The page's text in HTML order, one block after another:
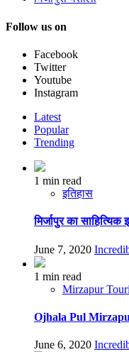
Follow us on
Facebook
Twitter
Youtube
Instagram
Latest
Popular
Trending
1 min read
इतिहास
मिर्जापुर का
June 7, 2020
1 min read
Mirzapur
Ojhala Pul
June 6, 2020